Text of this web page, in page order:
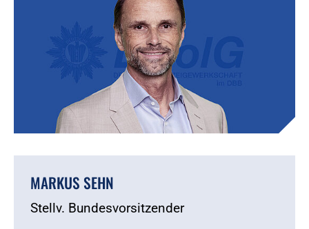
MARKUS SEHN
Stellv. Bundesvorsitzender